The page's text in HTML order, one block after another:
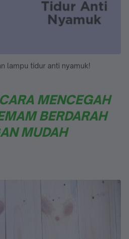
lampu tidur anti nyamuk!
CARA MENCEGAH
BERDARAH
MUDAH